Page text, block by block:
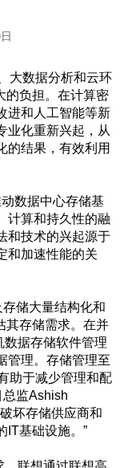
大数据分析和云环
的负担。在计算密
进和人工智能等新
业化重新兴起，从
的结果，有效利用
数据中心存储基
计算和持久性的融
和技术的兴起源于
和加速性能的关
储大量结构化和
其存储需求。在并
据存储软件管理
管理。存储管理至
助于减少管理和配
监Ashish
坏存储供应商和
IT基础设施。”